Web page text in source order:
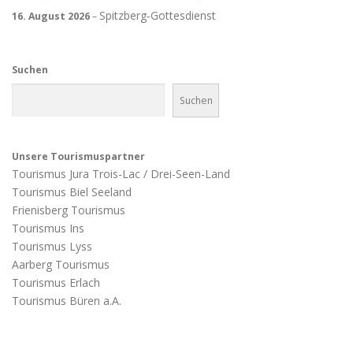
16. August 2026– Spitzberg-Gottesdienst
Suchen
Suchen
Unsere Tourismuspartner
Tourismus Jura Trois-Lac / Drei-Seen-Land
Tourismus Biel Seeland
Frienisberg Tourismus
Tourismus Ins
Tourismus Lyss
Aarberg Tourismus
Tourismus Erlach
Tourismus Büren a.A.